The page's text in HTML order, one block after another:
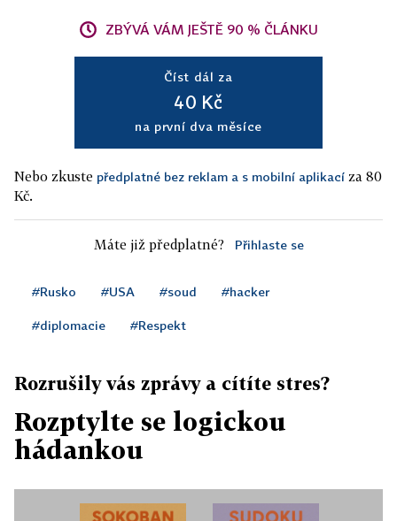
ZBÝVÁ VÁM JEŠTĚ 90 % ČLÁNKU
Číst dál za
40 Kč
na první dva měsíce
Nebo zkuste předplatné bez reklam a s mobilní aplikací za 80
Kč.
Máte již předplatné? Přihlaste se
#Rusko #USA #soud #hacker
#diplomacie #Respekt
Rozrušily vás zprávy a cítíte stres?
Rozptylte se logickou
hádankou